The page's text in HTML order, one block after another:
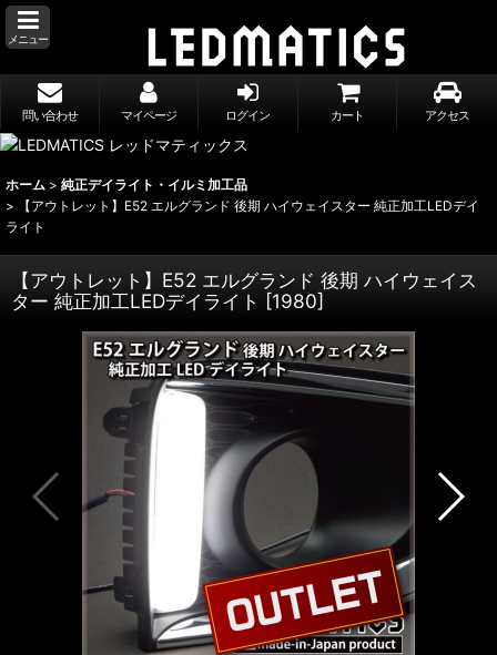
メニュー
問い合わせ マイページ ログイン カート アクセス
ホーム > 純正デイライト・イルミ加工品
>
【アウトレット】E52 エルグランド 後期 ハイウェイスター 純正加工LEDデイ
ライト
【アウトレット】E52 エルグランド 後期 ハイウェイス
ター 純正加工LEDデイライト [1980]